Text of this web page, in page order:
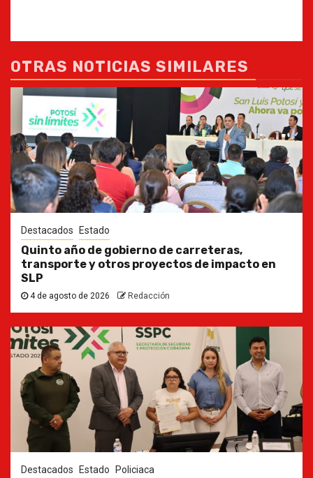
OTRAS NOTICIAS SIMILARES
Destacados Estado
Quinto año de gobierno de carreteras,
transporte y otros proyectos de impacto en
SLP
4 de agosto de 2026 Redacción
Destacados Estado Policiaca